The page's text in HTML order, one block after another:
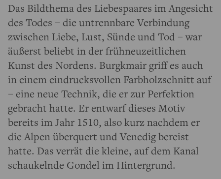
Das Bildthema des Liebespaares im Angesicht
des Todes – die untrennbare Verbindung
zwischen Liebe, Lust, Sünde und Tod – war
äußerst beliebt in der frühneuzeitlichen
Kunst des Nordens. Burgkmair griff es auch
in einem eindrucksvollen Farbholzschnitt auf
– eine neue Technik, die er zur Perfektion
gebracht hatte. Er entwarf dieses Motiv
bereits im Jahr 1510, also kurz nachdem er
die Alpen überquert und Venedig bereist
hatte. Das verrät die kleine, auf dem Kanal
schaukelnde Gondel im Hintergrund.